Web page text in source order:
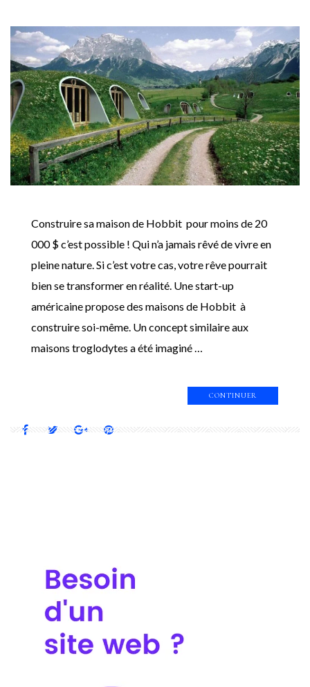
Construire sa maison de Hobbit pour moins de 20
000 $ c’est possible ! Qui n’a jamais rêvé de vivre en
pleine nature. Si c’est votre cas, votre rêve pourrait
bien se transformer en réalité. Une start-up
américaine propose des maisons de Hobbit à
construire soi-même. Un concept similaire aux
maisons troglodytes a été imaginé …
CONTINUER